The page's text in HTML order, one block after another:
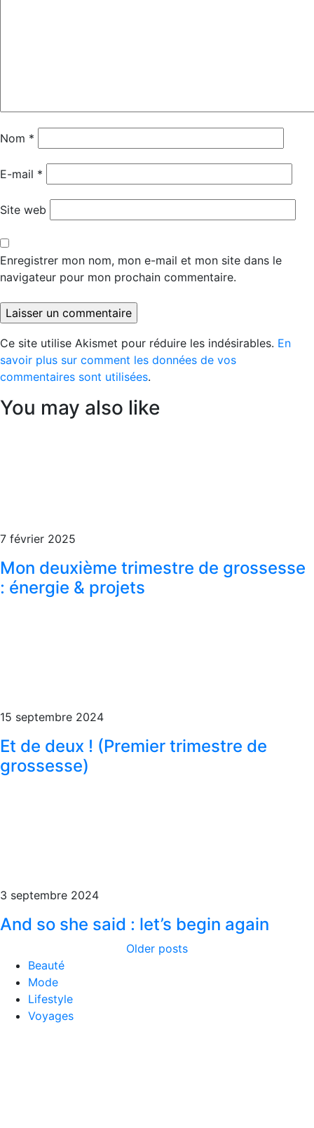
Nom *
E-mail *
Site web
Enregistrer mon nom, mon e-mail et mon site dans le
navigateur pour mon prochain commentaire.
Ce site utilise Akismet pour réduire les indésirables. En
savoir plus sur comment les données de vos
commentaires sont utilisées.
You may also like
7 février 2025
Mon deuxième trimestre de grossesse
: énergie & projets
15 septembre 2024
Et de deux ! (Premier trimestre de
grossesse)
3 septembre 2024
And so she said : let’s begin again
Older posts
Beauté
Mode
Lifestyle
Voyages